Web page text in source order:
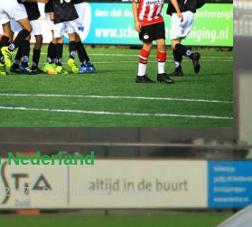
Nederland
2017 Door
Ricardo Willemse